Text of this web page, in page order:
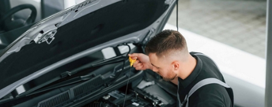
Zum Hauptinhalt springen
Zur Fußzeile springen